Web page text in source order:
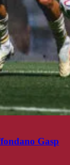
Gasp